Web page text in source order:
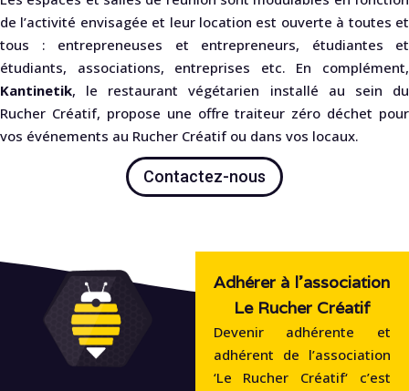
de l’activité envisagée et leur location est ouverte à toutes et
tous : entrepreneuses et entrepreneurs, étudiantes et
étudiants, associations, entreprises etc. En complément,
Kantinetik, le restaurant végétarien installé au sein du
Rucher Créatif, propose une offre traiteur zéro déchet pour
vos événements au Rucher Créatif ou dans vos locaux.
Contactez-nous
Adhérer à l'association
Le Rucher Créatif
Devenir adhérente et
adhérent de l’association
‘Le Rucher Créatif‘ c’est